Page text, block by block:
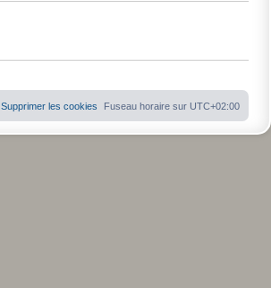
Fuseau horaire sur UTC+02:00
Supprimer les cookies